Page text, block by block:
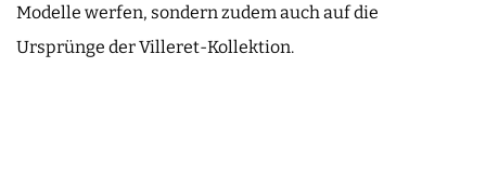
Modelle werfen, sondern zudem auch auf die
Ursprünge der Villeret-Kollektion.